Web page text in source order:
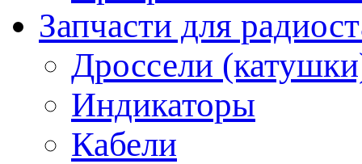
Запчасти для
Дроссели
Индикаторы
Кабели